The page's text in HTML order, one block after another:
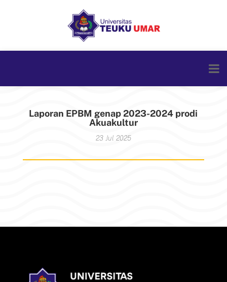
Laporan EPBM genap 2023-2024 prodi
Akuakultur
23 Jul 2025